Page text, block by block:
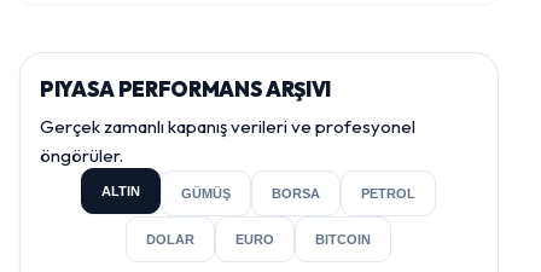
PIYASA PERFORMANS ARŞIVI
Gerçek zamanlı kapanış verileri ve profesyonel
öngörüler.
ALTIN GÜMÜŞ BORSA PETROL
DOLAR EURO BITCOIN